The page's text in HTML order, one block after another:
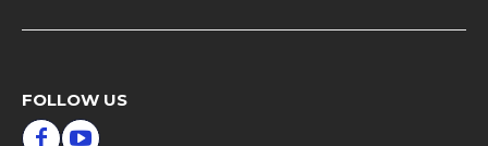
FOLLOW US